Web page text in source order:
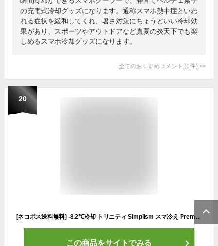
の充電式冷却グッズになります。通称スマホ熱中症といわ
れる症状を緩和してくれ、暑さ対策にちょうどいい冷却効
果があり、スポーツやアウトドアなど真夏の炎天下でも楽
しめるスマホ冷却グッズになります。
全てのおすすめコメント (1 件) >
20
[ネコポス送料無料] -8.2℃冷却 トリニティ Simplism スマ冷え Premium 貼って剥がせるスマートフォン冷却シート 蓄熱1.5倍 シンプリズム (スマホアクセサリー) プレミアム スマホ冷却 夏 暑さ対策 熱暴走 iPhone Android -8.2℃ 猛暑日
この商品をサイトでみる